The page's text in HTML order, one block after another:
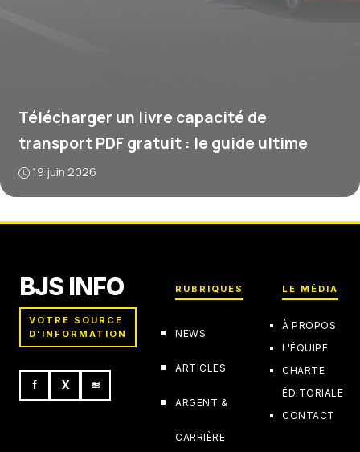
Télécharger un livre capacité de
transport PDF gratuit : le guide ultime
19 juin 2026
BJS INFO
VOTRE SOURCE
D'INFORMATION
f X ≋
RUBRIQUES
NEWS
ARTICLES
ARGENT &
CARRIÈRE
LE MÉDIA
À PROPOS
L'ÉQUIPE
CHARTE
ÉDITORIALE
CONTACT